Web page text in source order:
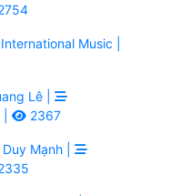
International Music |
Lê |
2367
Duy Mạnh |